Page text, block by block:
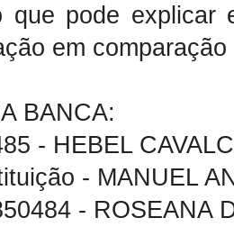
que pode explicar
em
BANCA:
- HEBEL
- MANUEL
- ROSEANA